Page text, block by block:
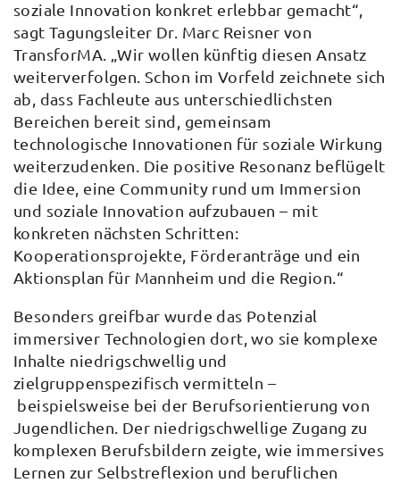
soziale Innovation konkret erlebbar gemacht“,
sagt Tagungsleiter Dr. Marc Reisner von
TransforMA. „Wir wollen künftig diesen Ansatz
weiterverfolgen. Schon im Vorfeld zeichnete sich
ab, dass Fachleute aus unterschiedlichsten
Bereichen bereit sind, gemeinsam
technologische Innovationen für soziale Wirkung
weiterzudenken. Die positive Resonanz beflügelt
die Idee, eine Community rund um Immersion
und soziale Innovation aufzubauen – mit
konkreten nächsten Schritten:
Kooperationsprojekte, Förderanträge und ein
Aktionsplan für Mannheim und die Region.“
Besonders greifbar wurde das Potenzial
immersiver Technologien dort, wo sie komplexe
Inhalte niedrigschwellig und
zielgruppenspezifisch vermitteln –
beispielsweise bei der Berufsorientierung von
Jugendlichen. Der niedrigschwellige Zugang zu
komplexen Berufsbildern zeigte, wie immersives
Lernen zur Selbstreflexion und beruflichen